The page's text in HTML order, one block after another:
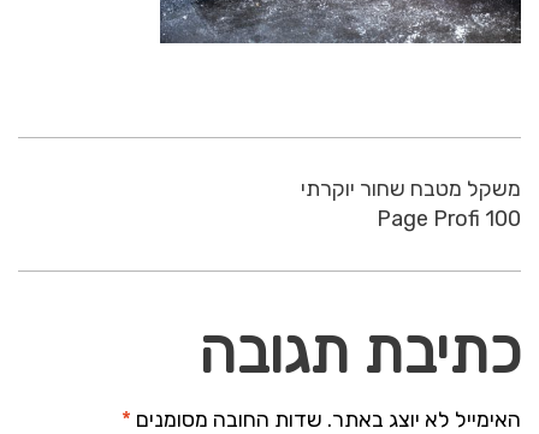
משקל מטבח שחור יוקרתי
Page Profi 100
כתיבת תגובה
האימייל לא יוצג באתר. שדות החובה מסומנים *